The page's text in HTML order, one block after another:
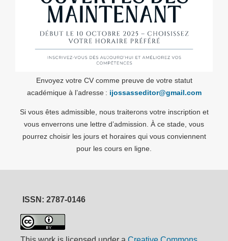
Envoyez votre CV comme preuve de votre statut
académique à l’adresse : ijossasseditor@gmail.com
Si vous êtes admissible, nous traiterons votre inscription et
vous enverrons une lettre d’admission. À ce stade, vous
pourrez choisir les jours et horaires qui vous conviennent
pour les cours en ligne.
ISSN: 2787-0146